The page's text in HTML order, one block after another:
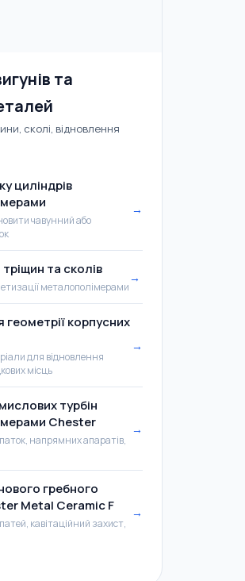
та
сколі, відновлення
циліндрів
чавунний або
→
та сколів
металополімерами
→
геометрії корпусних
для відновлення
місць
→
турбін
Chester
напрямних апаратів,
→
гребного
Metal Ceramic F
кавітаційний захист,
→